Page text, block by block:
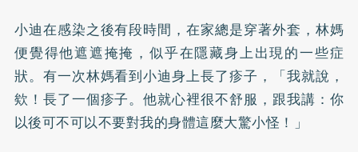
小迪在感染之後有段時間，在家總是穿著外套，林媽
便覺得他遮遮掩掩，似乎在隱藏身上出現的一些症
狀。有一次林媽看到小迪身上長了疹子，「我就說，
欸！長了一個疹子。他就心裡很不舒服，跟我講：你
以後可不可以不要對我的身體這麼大驚小怪！」